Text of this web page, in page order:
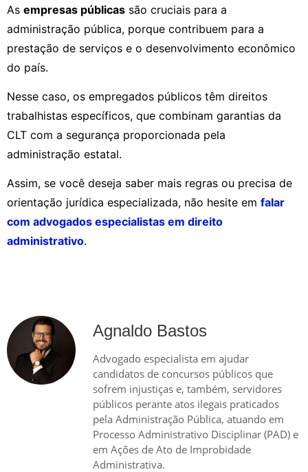
As empresas públicas são cruciais para a
administração pública, porque contribuem para a
prestação de serviços e o desenvolvimento econômico
do país.
Nesse caso, os empregados públicos têm direitos
trabalhistas específicos, que combinam garantias da
CLT com a segurança proporcionada pela
administração estatal.
Assim, se você deseja saber mais regras ou precisa de
orientação jurídica especializada, não hesite em falar
com advogados especialistas em direito
administrativo.
Agnaldo Bastos
Advogado especialista em ajudar
candidatos de concursos públicos que
sofrem injustiças e, também, servidores
públicos perante atos ilegais praticados
pela Administração Pública, atuando em
Processo Administrativo Disciplinar (PAD) e
em Ações de Ato de Improbidade
Administrativa.